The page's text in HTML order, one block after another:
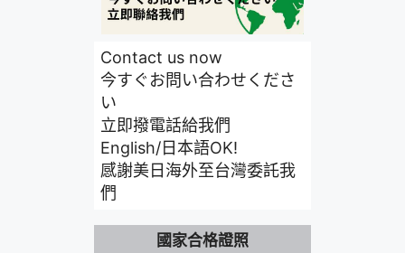
Contact us now
今すぐお問い合わせくださ
い
立即撥電話給我們
English/日本語OK!
感謝美日海外至台灣委託我
們
國家合格證照